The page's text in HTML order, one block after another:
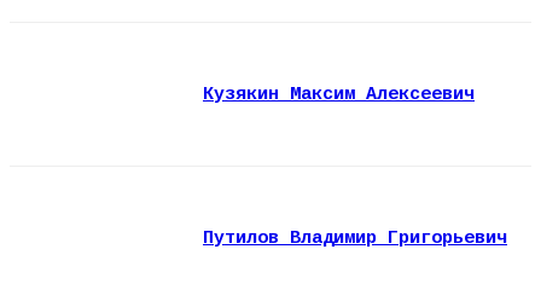
Кузякин Максим Алексеевич
Путилов Владимир Григорьевич